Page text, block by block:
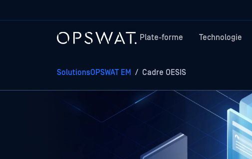
Plate-forme Technologie
SolutionsOPSWAT EM / Cadre OESIS